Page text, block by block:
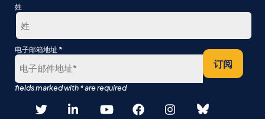
第
姓
最
后
电子邮箱地址 *
订阅